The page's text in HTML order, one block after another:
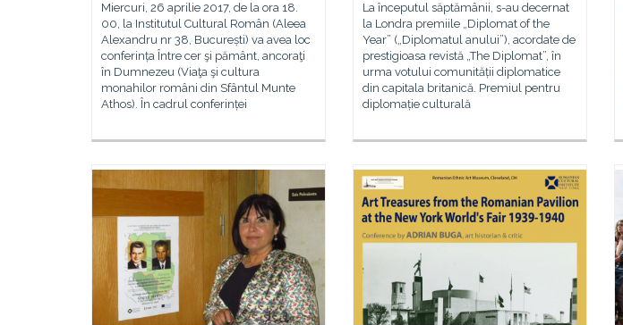
La începutul săptămânii, s-au decernat
la Londra premiile „Diplomat of the
Year” („Diplomatul anului”), acordate de
prestigioasa revistă „The Diplomat”, în
urma votului comunității diplomatice
din capitala britanică. Premiul pentru
diplomație culturală
Miercuri, 26 aprilie 2017, de la ora 18.
00, la Institutul Cultural Român (Aleea
Alexandru nr 38, București) va avea loc
conferința Între cer şi pământ, ancoraţi
în Dumnezeu (Viaţa şi cultura
monahilor români din Sfântul Munte
Athos). În cadrul conferinței